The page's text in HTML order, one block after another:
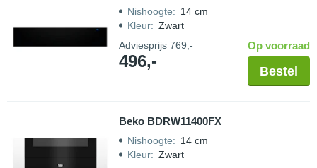
Nishoogte: 14 cm
Kleur: Zwart
Adviesprijs 769,-
496,-
Op voorraad
Bestel
Beko BDRW11400FX
Nishoogte: 14 cm
Kleur: Zwart